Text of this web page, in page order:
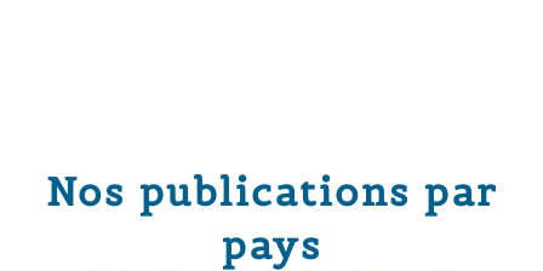
Nos publications par
pays